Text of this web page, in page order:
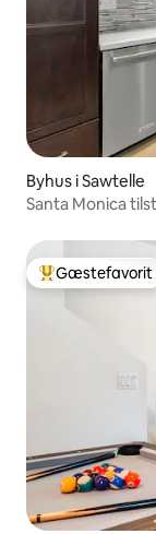
Byhus i Sawtelle
Santa Monica
Bedste
Gæstefavorit